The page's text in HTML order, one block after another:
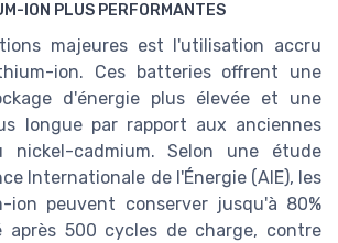
ION PLUS PERFORMANTES
majeures est l'utilisation accru
ion. Ces batteries offrent une
d'énergie plus élevée et une
longue par rapport aux anciennes
nickel-cadmium. Selon une étude
Internationale de l'Énergie (AIE), les
ion peuvent conserver jusqu'à 80%
après 500 cycles de charge, contre